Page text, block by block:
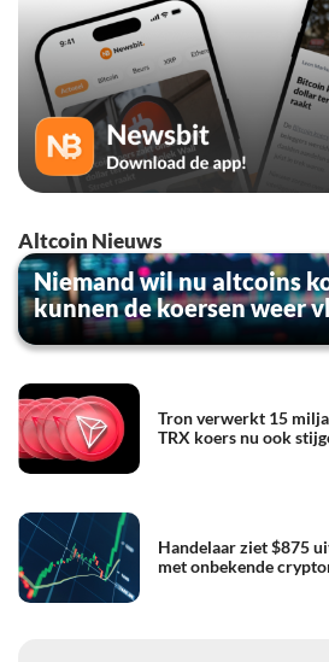
Altcoin Nieuws
Niemand wil nu altcoins
kunnen de koersen weer
Tron verwerkt 15
TRX koers nu ook
Handelaar ziet $875
met onbekende